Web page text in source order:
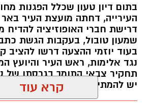
בתום דיון טעון שכלל הפגנות
העירייה, דחתה מועצת העיר
דרישת חברי האופוזיציה להדיח
שמעון טובול, בעקבות הגשת
בעוד יוזמי ההצעה דרשו להציב
נגד אלימות, ראש העיר והיועץ
תחקיר צבאי התומך בגרסתו של
יש להמתין להכרעת בית המשפט.
קרא עוד